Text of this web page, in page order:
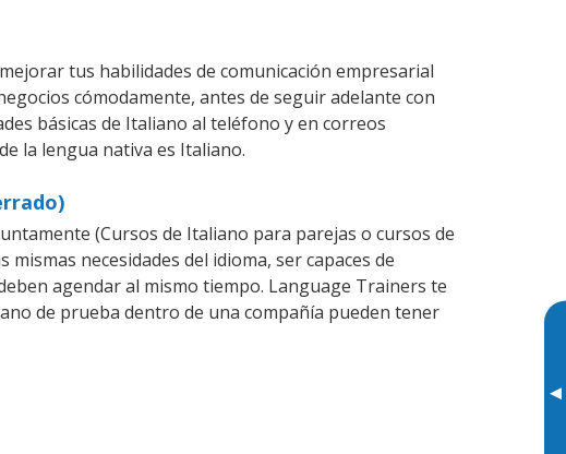
▸
tus habilidades de comunicación empresarial
cómodamente, antes de seguir adelante con
básicas de Italiano al teléfono y en correos
la lengua nativa es Italiano.
(Cursos de Italiano para parejas o cursos de
necesidades del idioma, ser capaces de
agendar al mismo tiempo. Language Trainers te
de prueba dentro de una compañía pueden tener